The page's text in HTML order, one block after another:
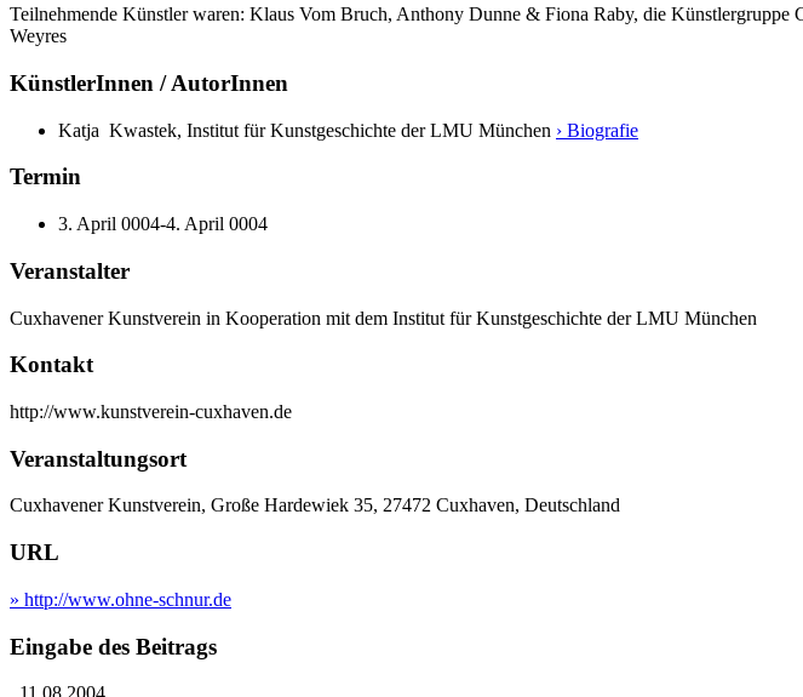
Teilnehmende Künstler waren: Klaus Vom Bruch, Anthony Dunne & Fiona Raby, die
Weyres
KünstlerInnen / AutorInnen
Katja Kwastek, Institut für Kunstgeschichte der LMU München › Biografie
Termin
3. April 0004-4. April 0004
Veranstalter
Cuxhavener Kunstverein in Kooperation mit dem Institut für Kunstgeschichte der LMU München
Kontakt
http://www.kunstverein-cuxhaven.de
Veranstaltungsort
Cuxhavener Kunstverein, Große Hardewiek 35, 27472 Cuxhaven, Deutschland
URL
» http://www.ohne-schnur.de
Eingabe des Beitrags